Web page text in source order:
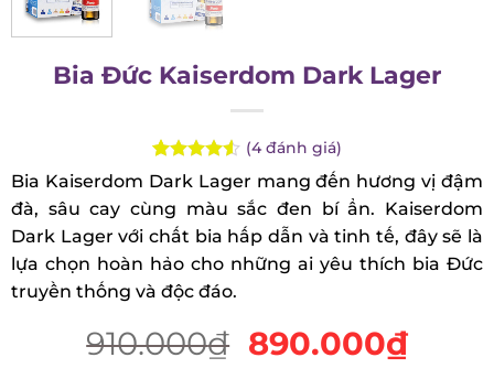
Bia Đức Kaiserdom Dark Lager
Rated
4.50out
of 5
based on
4
customer
ratings
( 4đánh giá)
Bia Kaiserdom Dark Lager mang đến hương vị
đậm đà, sâu cay cùng màu sắc đen bí ẩn.
Kaiserdom Dark Lager với chất bia hấp dẫn và
tinh tế, đây sẽ là lựa chọn hoàn hảo cho những ai
yêu thích bia Đức truyền thống và độc đáo.
910.000₫ 890.000₫